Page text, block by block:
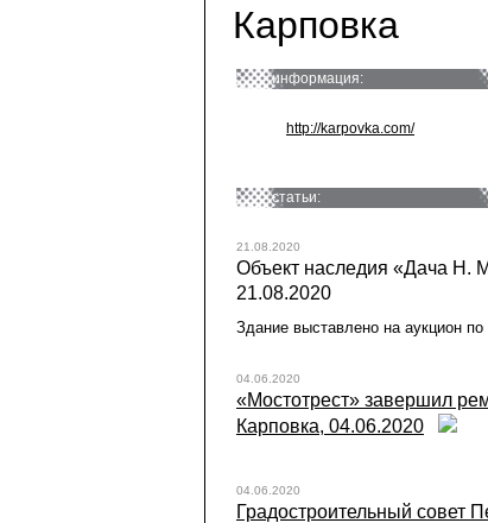
Карповка
информация:
http://karpovka.com/
статьи:
21.08.2020
Объект наследия «Дача Н.
21.08.2020
Здание выставлено на аукцион
04.06.2020
«Мостотрест» завершил
Карповка, 04.06.2020
04.06.2020
Градостроительный совет